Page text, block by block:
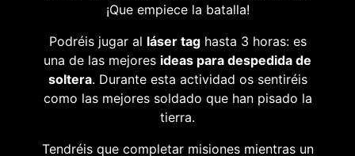
¡Que empiece la batalla!
Podréis jugar al láser taghasta 3 horas: es
una de las mejores ideas para despedida de
soltera. Durante esta actividad os sentiréis
como las mejores soldado que han pisado la
tierra.
Tendréis que completar misiones mientras un